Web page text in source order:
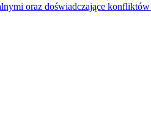
oraz doświadczające